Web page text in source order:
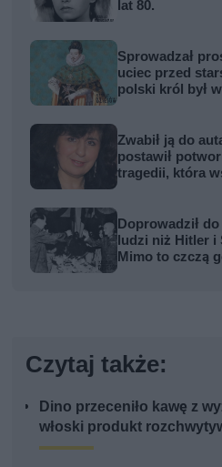
lat 80.
Sprowadzał
uciec przed
polski król był
Zwabił ją do
postawił
tragedii, która
Doprowadził
ludzi niż Hitler i
Mimo to czczą
Czytaj także:
Dino przeceniło kawę z
włoski produkt